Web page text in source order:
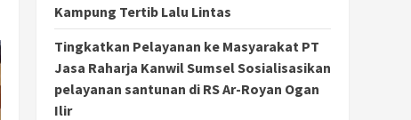
Kampung Tertib Lalu Lintas
Tingkatkan Pelayanan ke Masyarakat PT
Jasa Raharja Kanwil Sumsel Sosialisasikan
pelayanan santunan di RS Ar-Royan Ogan
Ilir